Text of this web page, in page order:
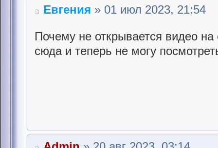
Евгения » 01 июл 2023, 21:54
Почему не открывается видео
сюда и теперь не могу